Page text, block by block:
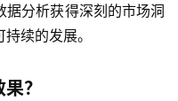
据分析获得深刻的市场洞
续的发展。
？